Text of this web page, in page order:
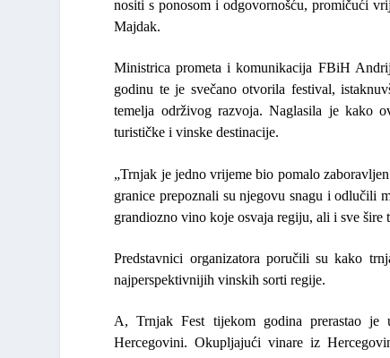
nositi s ponosom i odgovornošću, promičući
Majdak.
Ministrica prometa i komunikacija FBiH
godinu te je svečano otvorila festival,
temelja održivog razvoja. Naglasila je kako
turističke i vinske destinacije.
„Trnjak je jedno vrijeme bio pomalo
granice prepoznali su njegovu snagu i odlučili
grandiozno vino koje osvaja regiju, ali i sve šire
Predstavnici organizatora poručili su kako
najperspektivnijih vinskih sorti regije.
A, Trnjak Fest tijekom godina prerastao je
Hercegovini. Okupljajući vinare iz